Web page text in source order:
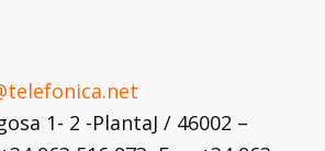
1- 2 -PlantaJ / 46002 –